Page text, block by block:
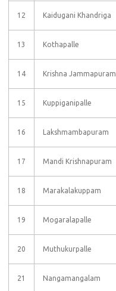
12 Kaidugani Khandriga
13 Kothapalle
14 Krishna Jammapuram
15 Kuppiganipalle
16 Lakshmambapuram
17 Mandi Krishnapuram
18 Marakalakuppam
19 Mogaralapalle
20 Muthukurpalle
21 Nangamangalam